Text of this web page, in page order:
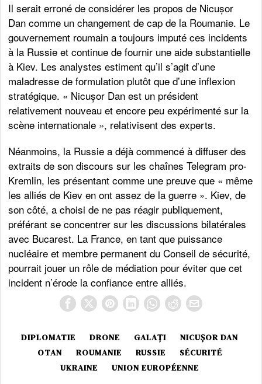
Il serait erroné de considérer les propos de Nicușor
Dan comme un changement de cap de la Roumanie. Le
gouvernement roumain a toujours imputé ces incidents
à la Russie et continue de fournir une aide substantielle
à Kiev. Les analystes estiment qu’il s’agit d’une
maladresse de formulation plutôt que d’une inflexion
stratégique. « Nicușor Dan est un président
relativement nouveau et encore peu expérimenté sur la
scène internationale », relativisent des experts.
Néanmoins, la Russie a déjà commencé à diffuser des
extraits de son discours sur les chaînes Telegram pro-
Kremlin, les présentant comme une preuve que « même
les alliés de Kiev en ont assez de la guerre ». Kiev, de
son côté, a choisi de ne pas réagir publiquement,
préférant se concentrer sur les discussions bilatérales
avec Bucarest. La France, en tant que puissance
nucléaire et membre permanent du Conseil de sécurité,
pourrait jouer un rôle de médiation pour éviter que cet
incident n’érode la confiance entre alliés.
DIPLOMATIE DRONE GALAȚI
NICUȘOR DAN
OTAN
ROUMANIE RUSSIE
SÉCURITÉ
UKRAINE
UNION EUROPÉENNE